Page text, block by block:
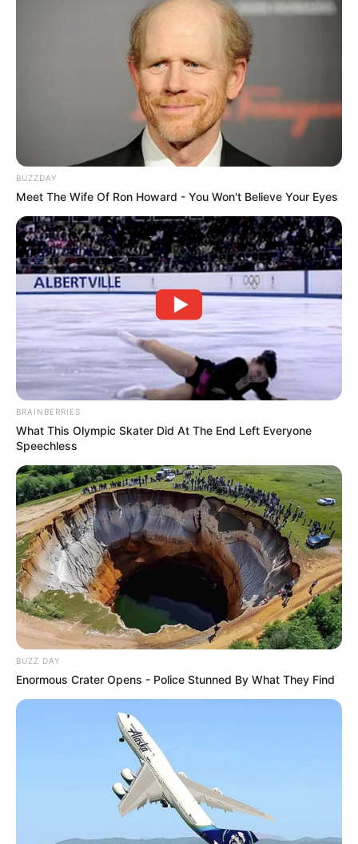
BUZZDAY
Meet The Wife Of Ron Howard - You Won't Believe Your Eyes
BRAINBERRIES
What This Olympic Skater Did At The End Left Everyone
Speechless
BUZZ DAY
Enormous Crater Opens - Police Stunned By What They Find